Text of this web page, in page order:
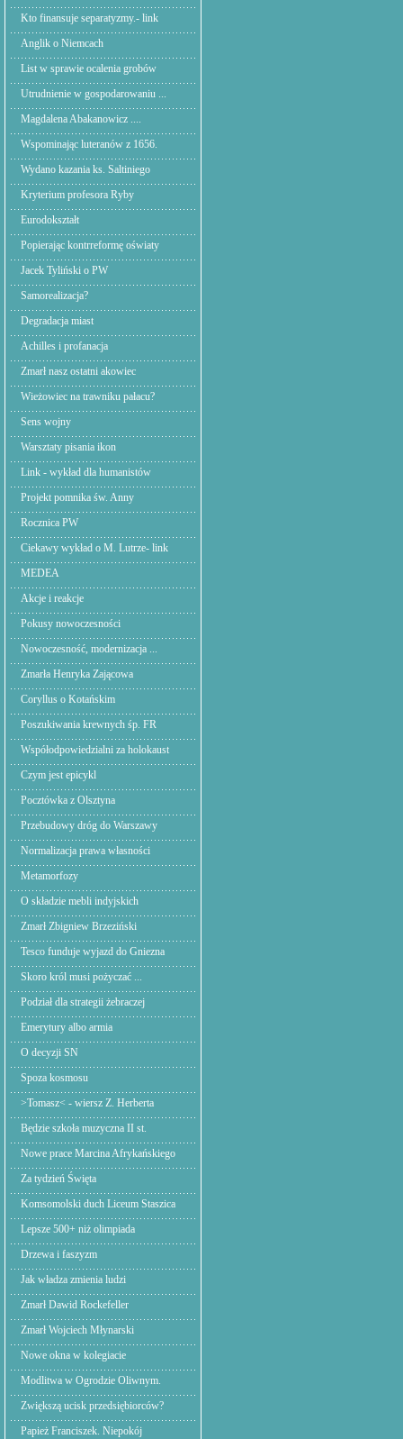
Kto finansuje separatyzmy.- link
Anglik o Niemcach
List w sprawie ocalenia grobów
Utrudnienie w gospodarowaniu ...
Magdalena Abakanowicz ....
Wspominając luteranów z 1656.
Wydano kazania ks. Saltiniego
Kryterium profesora Ryby
Eurodokształt
Popierając kontrreformę oświaty
Jacek Tyliński o PW
Samorealizacja?
Degradacja miast
Achilles i profanacja
Zmarł nasz ostatni akowiec
Wieżowiec na trawniku pałacu?
Sens wojny
Warsztaty pisania ikon
Link - wykład dla humanistów
Projekt pomnika św. Anny
Rocznica PW
Ciekawy wykład o M. Lutrze- link
MEDEA
Akcje i reakcje
Pokusy nowoczesności
Nowoczesność, modernizacja ...
Zmarła Henryka Zającowa
Coryllus o Kotańskim
Poszukiwania krewnych śp. FR
Współodpowiedzialni za holokaust
Czym jest epicykl
Pocztówka z Olsztyna
Przebudowy dróg do Warszawy
Normalizacja prawa własności
Metamorfozy
O składzie mebli indyjskich
Zmarł Zbigniew Brzeziński
Tesco funduje wyjazd do Gniezna
Skoro król musi pożyczać ...
Podział dla strategii żebraczej
Emerytury albo armia
O decyzji SN
Spoza kosmosu
>Tomasz< - wiersz Z. Herberta
Będzie szkoła muzyczna II st.
Nowe prace Marcina Afrykańskiego
Za tydzień Święta
Komsomolski duch Liceum Staszica
Lepsze 500+ niż olimpiada
Drzewa i faszyzm
Jak władza zmienia ludzi
Zmarł Dawid Rockefeller
Zmarł Wojciech Młynarski
Nowe okna w kolegiacie
Modlitwa w Ogrodzie Oliwnym.
Zwiększą ucisk przedsiębiorców?
Papież Franciszek. Niepokój